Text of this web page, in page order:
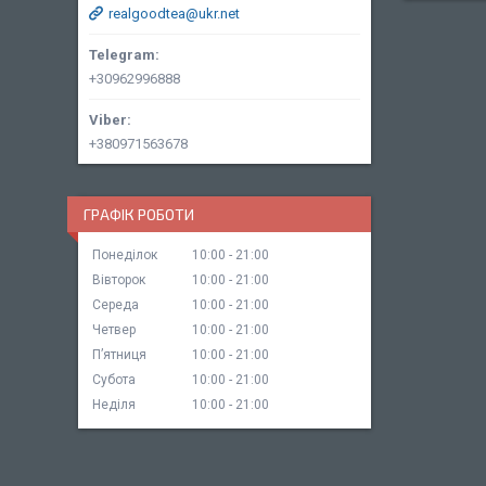
realgoodtea@ukr.net
+30962996888
+380971563678
ГРАФІК РОБОТИ
Понеділок 10:00
21:00
Вівторок
10:00
21:00
Середа
10:00
21:00
Четвер
10:00
21:00
Пʼятниця
10:00
21:00
Субота
10:00
21:00
Неділя
10:00 21:00